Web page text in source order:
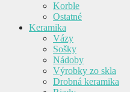
Korble
Ostatné
Keramika
Vázy
Sošky
Nádoby
Výrobky zo skla
Drobná keramika